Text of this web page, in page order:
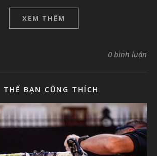
XEM THÊM
0 bình luận
THỂ BẠN CŨNG THÍCH